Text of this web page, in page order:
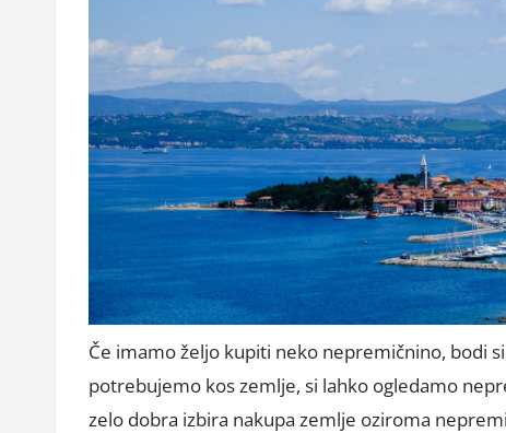
Če imamo željo kupiti neko nepremičnino, bodi
potrebujemo kos zemlje, si lahko ogledamo
zelo dobra izbira nakupa zemlje oziroma